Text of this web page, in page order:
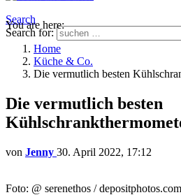
Search
Search for:
You are here:
Home
Küche & Co.
Die vermutlich besten
Die vermutlich besten
von Jenny 30. April 2022, 17:12
Foto: @ serenethos / depositphotos.com